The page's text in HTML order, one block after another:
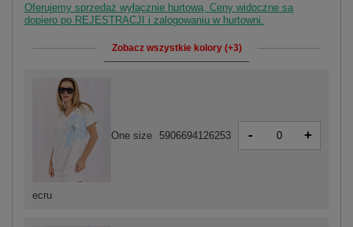
Oferujemy sprzedaż wyłącznie hurtową. Ceny widoczne są
dopiero po REJESTRACJI i zalogowaniu w hurtowni.
Zobacz wszystkie kolory (+3)
ecru
One size 5906694126253 - +